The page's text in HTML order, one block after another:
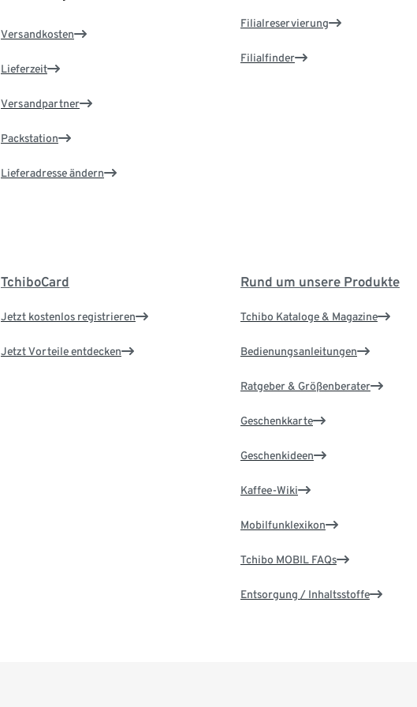
Versandkosten
Lieferzeit
Versandpartner
Packstation
Lieferadresse ändern
Filialreservierung
Filialfinder
TchiboCard
Jetzt kostenlos registrieren
Jetzt Vorteile entdecken
Rund um unsere Produkte
Tchibo Kataloge & Magazine
Bedienungsanleitungen
Ratgeber & Größenberater
Geschenkkarte
Geschenkideen
Kaffee-Wiki
Mobilfunklexikon
Tchibo MOBIL FAQs
Entsorgung / Inhaltsstoffe